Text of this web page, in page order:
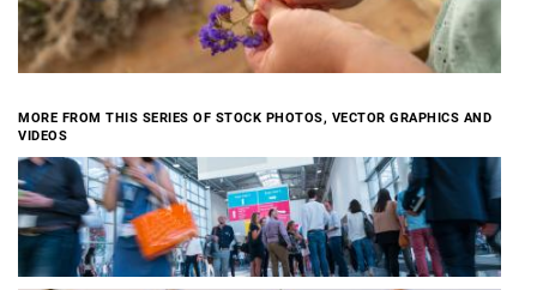
MORE FROM THIS SERIES OF STOCK PHOTOS, VECTOR GRAPHICS AND
VIDEOS